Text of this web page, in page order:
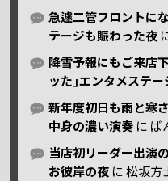
急遽二管フロントに
テージも賑わった夜
降雪予報にもご来店
ッた｣エンタメステー
新年度初日も雨と寒
中身の濃い演奏 に ば
当店初リーダー出演
お彼岸の夜 に松坂方